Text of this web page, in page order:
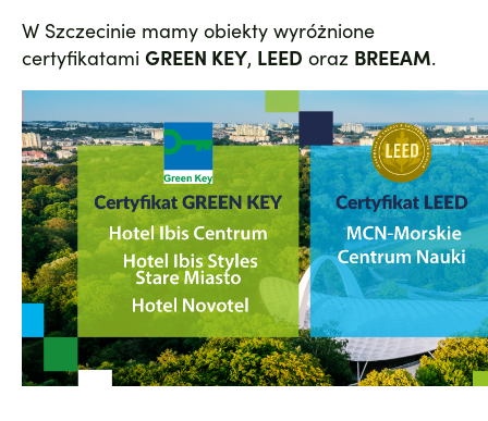
W Szczecinie mamy obiekty wyróżnione
certyfikatami GREEN KEY, LEED oraz BREEAM.